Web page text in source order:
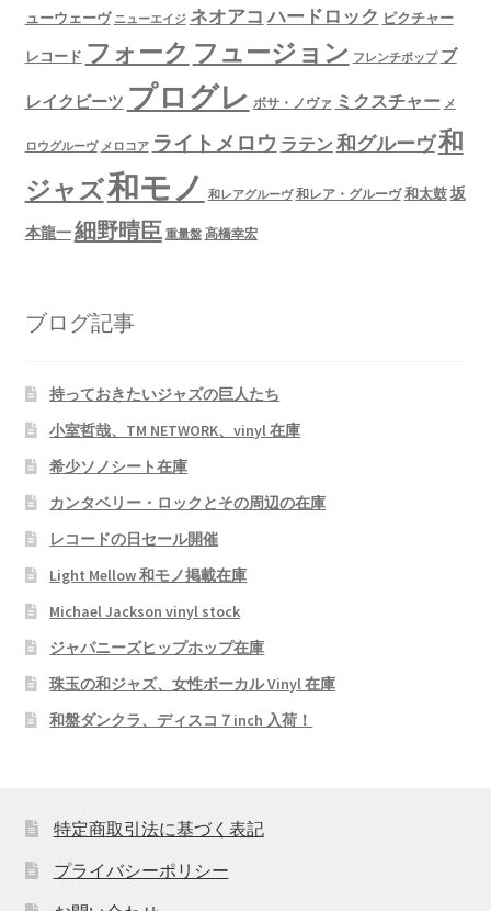
ューウェーヴ ニューエイジ ネオアコ ハードロック ピクチャー
レコード フォーク フュージョン フレンチポップ ブ
レイクビーツ プログレ ボサ・ノヴァ ミクスチャー メ
ロウグルーヴ メロコア ライトメロウ ラテン 和グルーヴ和
ジャズ和モノ 和レアグルーヴ 和レア・グルーヴ 和太鼓坂
本龍一細野晴臣 重量盤 高橋幸宏
ブログ記事
持っておきたいジャズの巨人たち
小室哲哉、TM NETWORK、vinyl 在庫
希少ソノシート在庫
カンタベリー・ロックとその周辺の在庫
レコードの日セール開催
Light Mellow 和モノ掲載在庫
Michael Jackson vinyl stock
ジャパニーズヒップホップ在庫
珠玉の和ジャズ、女性ボーカル Vinyl 在庫
和盤ダンクラ、ディスコ７inch 入荷！
特定商取引法に基づく表記
プライバシーポリシー